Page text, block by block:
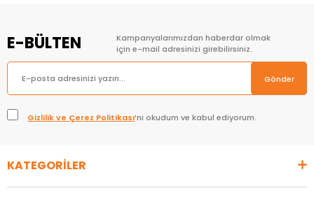
E-BÜLTEN
Kampanyalarımızdan haberdar olmak
için e-mail adresinizi girebilirsiniz.
Gönder
Gizlilik ve Çerez Politikası’nı okudum ve kabul ediyorum.
KATEGORİLER